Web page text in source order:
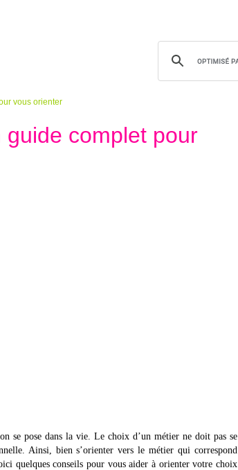
vous orienter
complet pour
se pose dans la vie. Le choix d’un métier ne doit pas se
Ainsi, bien s’orienter vers le métier qui correspond
quelques conseils pour vous aider à orienter votre choix